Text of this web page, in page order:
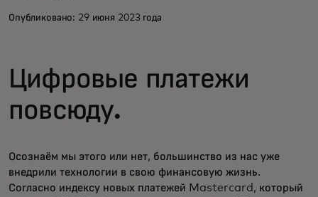
Опубликовано: 29 июня 2023 года
Цифровые платежи
повсюду.
Осознаём мы этого или нет, большинство из нас уже
внедрили технологии в свою финансовую жизнь.
Согласно индексу новых платежей Mastercard, который